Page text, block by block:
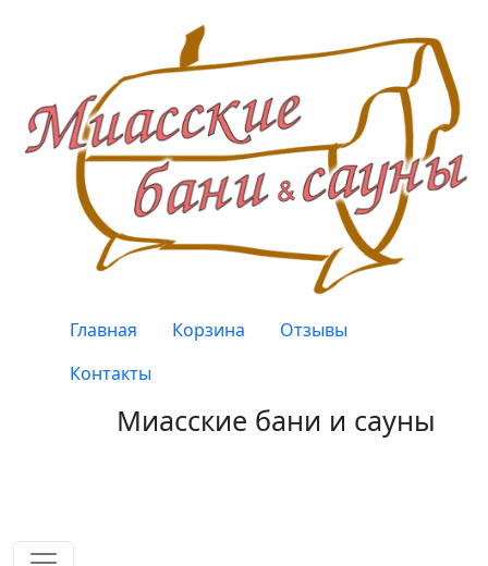
Верхнее меню
Главная Корзина
Отзывы
Контакты
Миасские бани и сауны